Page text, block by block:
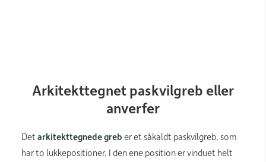
Arkitekttegnet paskvilgreb eller
anverfer
Det arkitekttegnede greb er et såkaldt paskvilgreb, som
har to lukkepositioner. I den ene position er vinduet helt